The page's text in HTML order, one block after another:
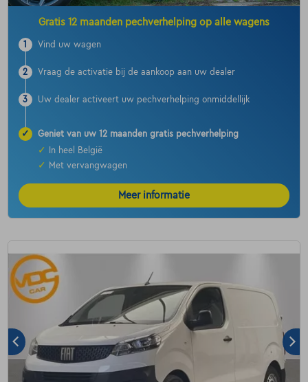
Gratis 12 maanden pechverhelping op alle wagens
1 Vind uw wagen
2 Vraag de activatie bij de aankoop aan uw dealer
3 Uw dealer activeert uw pechverhelping onmiddellijk
✓
Geniet van uw 12 maanden gratis pechverhelping
✓
In heel België
✓
Met vervangwagen
Meer informatie